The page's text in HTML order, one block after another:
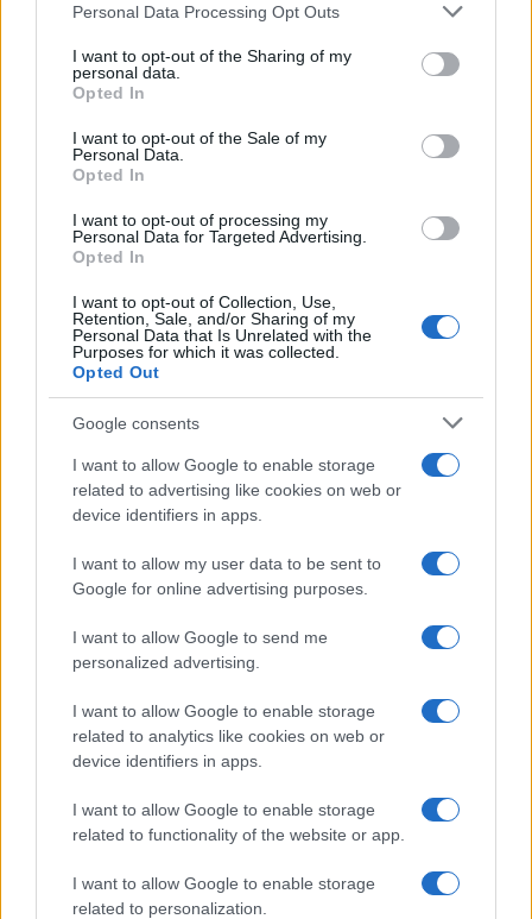
Please note that this website/app uses one or more Google
not limited to your visit or usage behaviour. You may click to
grant or deny consent to Google and its third-party tags to
use your data for below specified purposes in below Google
consent section.
Personal Data Processing Opt Outs
I want to opt-out of the Sharing of my
personal data.
Opted In
I want to opt-out of the Sale of my
Personal Data.
Opted In
I want to opt-out of processing my
Personal Data for Targeted Advertising.
Opted In
I want to opt-out of Collection, Use,
Retention, Sale, and/or Sharing of my
Personal Data that Is Unrelated with the
Purposes for which it was collected.
Opted Out
Google consents
I want to allow Google to enable storage
related to advertising like cookies on web or
device identifiers in apps.
I want to allow my user data to be sent to
Google for online advertising purposes.
I want to allow Google to send me
personalized advertising.
I want to allow Google to enable storage
related to analytics like cookies on web or
device identifiers in apps.
I want to allow Google to enable storage
related to functionality of the website or app.
I want to allow Google to enable storage
related to personalization.
Nuova legge provinciale pone il benessere
scolastico al centro del sistema educativo
Una rivoluzione nel mondo scolastico: il benessere di studenti,
insegnanti e famiglie diventa legge. Scopri come cambierà la
Roberto Capelli · 5 Ago 2026
nel contesto multiculturale italiano
La scuola italiana si trova ad affrontare nuove sfide legate
all'integrazione culturale. Scopri come le politiche educative e
i progetti innovativi stanno…
Roberto Capelli · 4 Ago 2026
Salute VEDI TUTTI →
SALUTE E BENESSERE